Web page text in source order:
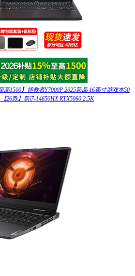
高1500】拯救者Y7000P 2025新品 16英寸游戏本50
26款】新i7-14650HX RTX5060 2.5K